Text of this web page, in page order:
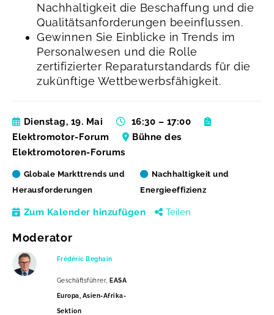
Nachhaltigkeit die Beschaffung und die
Qualitätsanforderungen beeinflussen.
Gewinnen Sie Einblicke in Trends im
Personalwesen und die Rolle
zertifizierter Reparaturstandards für die
zukünftige Wettbewerbsfähigkeit.
Dienstag, 19. Mai
16:30 – 17:00
Elektromotor-Forum
Bühne des
Elektromotoren-Forums
Globale Markttrends und
Herausforderungen
Nachhaltigkeit und
Energieeffizienz
Zum Kalender hinzufügen Teilen
Moderator
Frédéric Beghain
Geschäftsführer, EASA
Europa, Asien-Afrika-
Sektion